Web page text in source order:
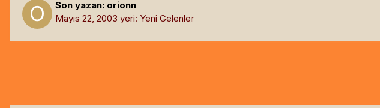
Son yazan: orionn
Mayıs 22, 2003 yeri: Yeni Gelenler